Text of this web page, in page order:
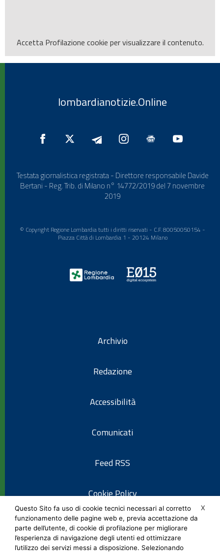
Accetta Profilazione cookie per visualizzare il contenuto.
lombardianotizie.Online
Testata giornalistica registrata - Direttore responsabile Davide
Bertani - Reg. Trib. di Milano n° 14772/2019 del 7 novembre
2019
© Copyright Regione Lombardia tutti i diritti riservati - C.F. 80050050154 -
Piazza Città di Lombardia 1 - 20124 Milano
Archivio
Redazione
Accessibilità
Comunicati
Feed RSS
Cookie Policy
Informativa privacy
X
Questo Sito fa uso di cookie tecnici necessari al corretto
funzionamento delle pagine web e, previa accettazione da
parte dell’utente, di cookie di profilazione per migliorare
l’esperienza di navigazione degli utenti ed ottimizzare
l’utilizzo dei servizi messi a disposizione. Selezionando